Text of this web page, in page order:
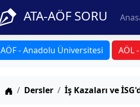
ATA-AÖF SORU
AÖF - Anadolu Üniversitesi AÖL
Anasayfa
Dersler İş Kazaları ve